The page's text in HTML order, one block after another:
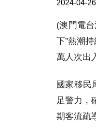
2024-04-
(澳門電
下”熱潮
萬人次出
國家移民
足警力，
期客流疏